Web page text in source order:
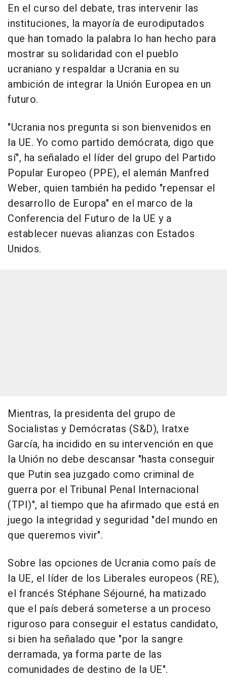
En el curso del debate, tras intervenir las
instituciones, la mayoría de eurodiputados
que han tomado la palabra lo han hecho para
mostrar su solidaridad con el pueblo
ucraniano y respaldar a Ucrania en su
ambición de integrar la Unión Europea en un
futuro.
"Ucrania nos pregunta si son bienvenidos en
la UE. Yo como partido demócrata, digo que
sí", ha señalado el líder del grupo del Partido
Popular Europeo (PPE), el alemán Manfred
Weber, quien también ha pedido "repensar el
desarrollo de Europa" en el marco de la
Conferencia del Futuro de la UE y a
establecer nuevas alianzas con Estados
Unidos.
Mientras, la presidenta del grupo de
Socialistas y Demócratas (S&D), Iratxe
García, ha incidido en su intervención en que
la Unión no debe descansar "hasta conseguir
que Putin sea juzgado como criminal de
guerra por el Tribunal Penal Internacional
(TPI)", al tiempo que ha afirmado que está en
juego la integridad y seguridad "del mundo en
que queremos vivir".
Sobre las opciones de Ucrania como país de
la UE, el líder de los Liberales europeos (RE),
el francés Stéphane Séjourné, ha matizado
que el país deberá someterse a un proceso
riguroso para conseguir el estatus candidato,
si bien ha señalado que "por la sangre
derramada, ya forma parte de las
comunidades de destino de la UE".